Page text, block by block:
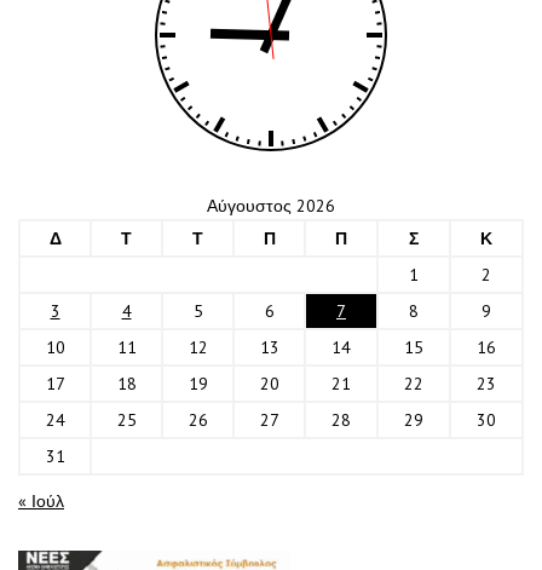
Αύγουστος 2026
Δ
Τ Τ Π Π Σ
Κ
1
2
3
4 5 6 7 8
9
10
11 12 13 14 15
16
17
18 19 20 21 22
23
24
25 26 27 28 29
30
31
« Ιούλ